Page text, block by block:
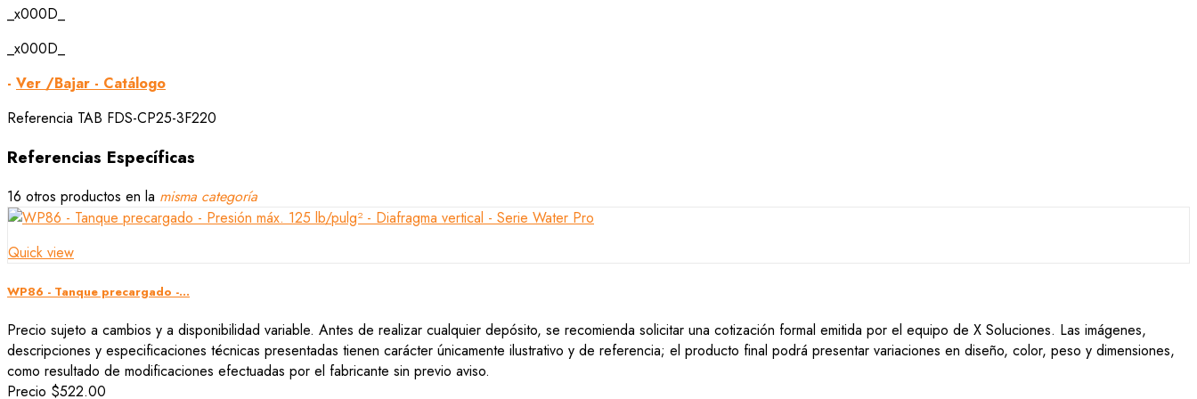
_x000D_
_x000D_
- Ver /Bajar - Catálogo
Referencia TAB FDS-CP25-3F220
Referencias Específicas
16 otros productos en la misma categoría
Quick view
WP86 - Tanque precargado -...
Precio sujeto a cambios y a disponibilidad variable. Antes de realizar cualquier depósito, se recomienda solicitar una cotización formal emitida por el equipo de X Soluciones. Las imágenes,
descripciones y especificaciones técnicas presentadas tienen carácter únicamente ilustrativo y de referencia; el producto final podrá presentar variaciones en diseño, color, peso y dimensiones,
como resultado de modificaciones efectuadas por el fabricante sin previo aviso.
Precio $522.00